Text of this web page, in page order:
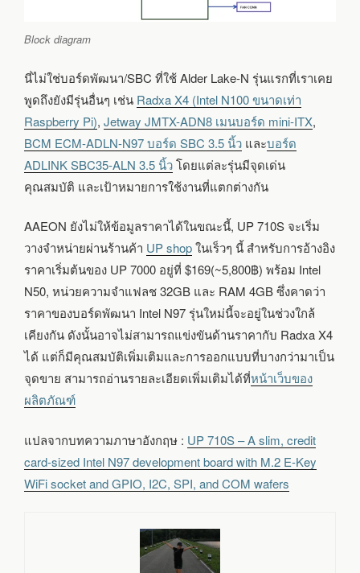
Block diagram
นี่ไม่ใช่บอร์ดพัฒนา/SBC ที่ใช้ Alder Lake-N รุ่นแรกที่เราเคย
พูดถึงยังมีรุ่นอื่นๆ เช่น Radxa X4 (Intel N100 ขนาดเท่า
Raspberry Pi), Jetway JMTX-ADN8 เมนบอร์ด mini-ITX,
BCM ECM-ADLN-N97 บอร์ด SBC 3.5 นิ้ว และบอร์ด
ADLINK SBC35-ALN 3.5 นิ้วโดยแต่ละรุ่นมีจุดเด่น
คุณสมบัติ และเป้าหมายการใช้งานที่แตกต่างกัน
AAEON ยังไม่ให้ข้อมูลราคาได้ในขณะนี้, UP 710S จะเริ่ม
วางจำหน่ายผ่านร้านค้า UP shopในเร็วๆ นี้ สำหรับการอ้างอิง
ราคาเริ่มต้นของ UP 7000 อยู่ที่ $169(~5,800฿) พร้อม Intel
N50, หน่วยความจำแฟลช 32GB และ RAM 4GB ซึ่งคาดว่า
ราคาของบอร์ดพัฒนา Intel N97 รุ่นใหม่นี้จะอยู่ในช่วงใกล้
เคียงกัน ดังนั้นอาจไม่สามารถแข่งขันด้านราคากับ Radxa X4
ได้ แต่ก็มีคุณสมบัติเพิ่มเติมและการออกแบบที่บางกว่ามาเป็น
จุดขาย สามารถอ่านรายละเอียดเพิ่มเติมได้ที่หน้าเว็บของ
ผลิตภัณฑ์
แปลจากบทความภาษาอังกฤษ : UP 710S – A slim, credit
card-sized Intel N97 development board with M.2 E-Key
WiFi socket and GPIO, I2C, SPI, and COM wafers